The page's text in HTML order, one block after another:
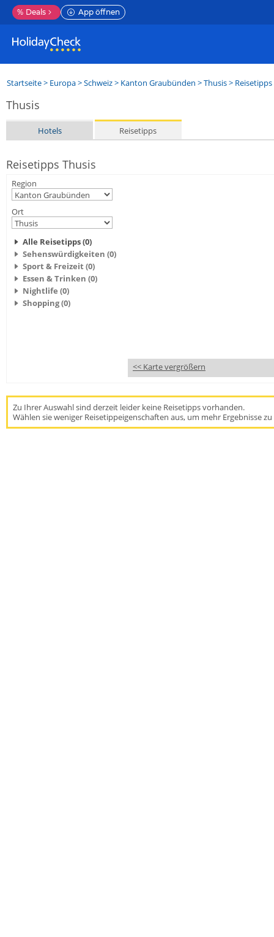
% Deals App öffnen
Startseite> Europa>Schweiz> Kanton Graubünden >Thusis> Reisetipps
Thusis
Hotels Reisetipps
Reisetipps Thusis
Region
Ort
Alle Reisetipps (0)
Sehenswürdigkeiten (0)
Sport & Freizeit (0)
Essen & Trinken (0)
Nightlife (0)
Shopping (0)
<< Karte vergrößern
Zu Ihrer Auswahl sind derzeit leider keine Reisetipps vorhanden.
Wählen sie weniger Reisetippeigenschaften aus, um mehr Ergebnisse